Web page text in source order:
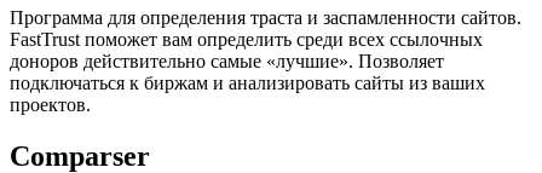
Программа для определения траста и заспамленности сайтов.
FastTrust поможет вам определить среди всех ссылочных
доноров действительно самые «лучшие». Позволяет
подключаться к биржам и анализировать сайты из ваших
проектов.
Comparser